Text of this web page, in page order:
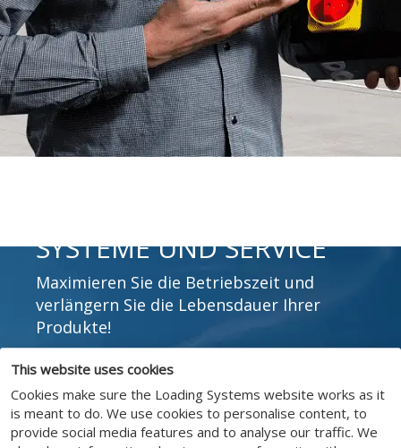
This website uses cookies
Cookies make sure the Loading Systems website works as it
is meant to do. We use cookies to personalise content, to
provide social media features and to analyse our traffic. We
SYSTEME UND SERVICE
Maximieren Sie die Betriebszeit und
verlängern Sie die Lebensdauer Ihrer
Produkte!